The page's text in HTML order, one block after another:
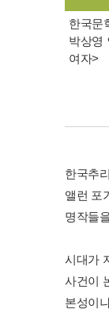
한국문
박상영
여자>
한국추
앨런 포
명작들
시대가
사건이
본성이